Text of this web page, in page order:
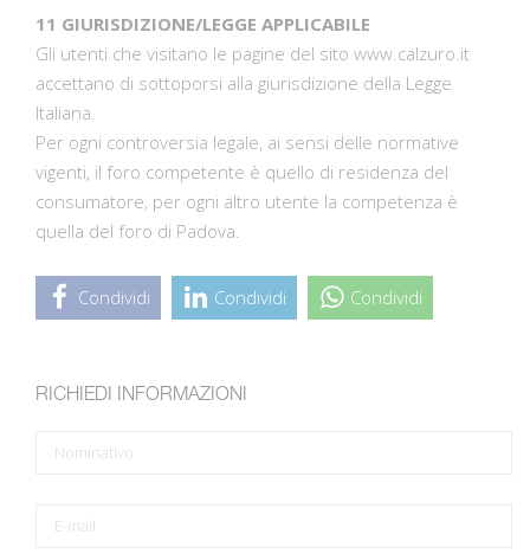
11 GIURISDIZIONE/LEGGE APPLICABILE
Gli utenti che visitano le pagine del sito www.calzuro.it
accettano di sottoporsi alla giurisdizione della Legge
Italiana.
Per ogni controversia legale, ai sensi delle normative
vigenti, il foro competente è quello di residenza del
consumatore, per ogni altro utente la competenza è
quella del foro di Padova.
Condividi Condividi Condividi
RICHIEDI INFORMAZIONI